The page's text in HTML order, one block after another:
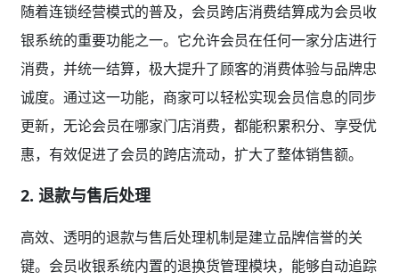
随着连锁经营模式的普及，会员跨店消费结算成为会员收
银系统的重要功能之一。它允许会员在任何一家分店进行
消费，并统一结算，极大提升了顾客的消费体验与品牌忠
诚度。通过这一功能，商家可以轻松实现会员信息的同步
更新，无论会员在哪家门店消费，都能积累积分、享受优
惠，有效促进了会员的跨店流动，扩大了整体销售额。
2. 退款与售后处理
高效、透明的退款与售后处理机制是建立品牌信誉的关
键。会员收银系统内置的退换货管理模块，能够自动追踪